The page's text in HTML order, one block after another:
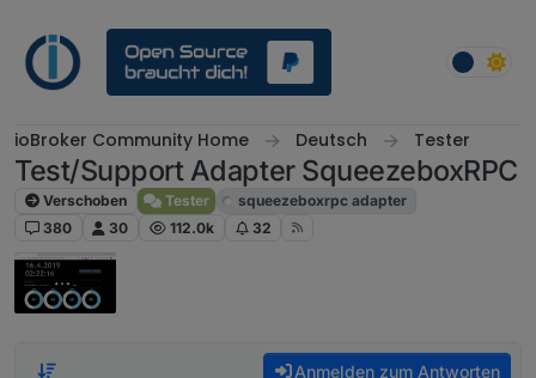
ioBroker Community Home Deutsch Tester
Test/Support Adapter SqueezeboxRPC
Verschoben Tester
squeezeboxrpc adapter
380
30 112.0k 32
Anmelden zum Antworten